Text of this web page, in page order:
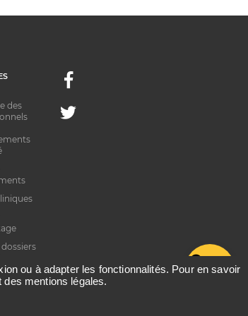
des
dossiers
Facebook
Twitter
ou à adapter les fonctionnalités. Pour en savoir
mentions légales.